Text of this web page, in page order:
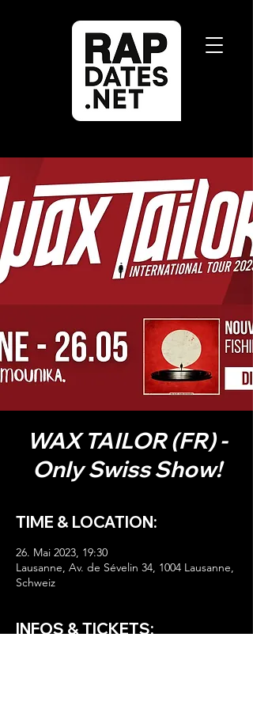
WAX TAILOR (FR) -
Only Swiss Show!
TIME & LOCATION:
26. Mai 2023, 19:30
Lausanne, Av. de Sévelin 34, 1004 Lausanne,
Schweiz
INFOS & TICKETS: